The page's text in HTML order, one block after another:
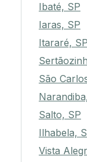
Ibaté, SP
Iaras, SP
Itararé, SP
São
Salto, SP
Ilhabela,
Vista